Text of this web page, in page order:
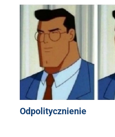
Odpolitycznienie